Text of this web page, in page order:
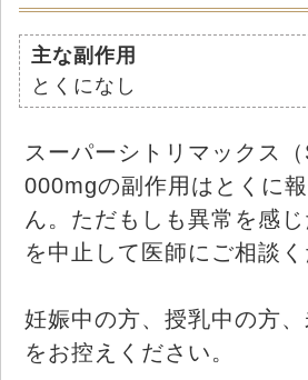
主な副作用
とくになし
スーパーシトリマックス
000mgの副作用はとくに
ん。ただもしも異常を感
を中止して医師にご相談く
妊娠中の方、授乳中の方
をお控えください。